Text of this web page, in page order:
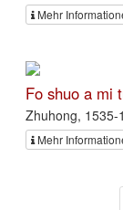
Mehr
Fo shuo a mi
Zhuhong, 1535-
Mehr